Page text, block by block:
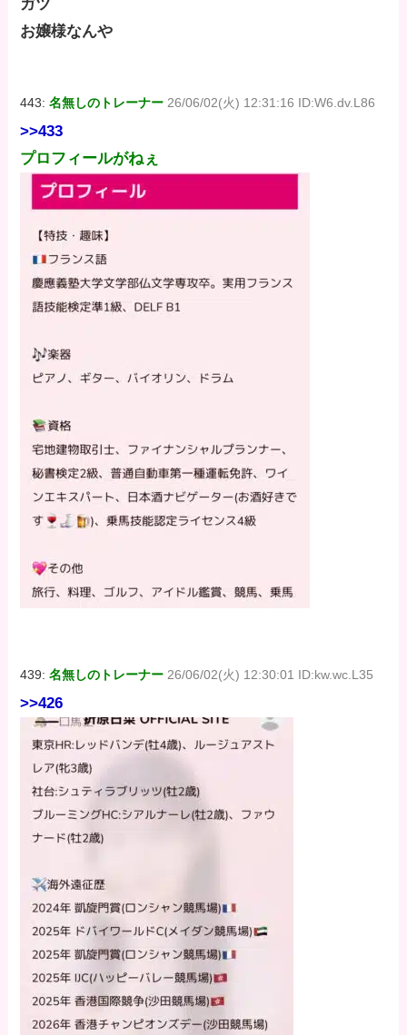
ガツ
お嬢様なんや
443:名無しのトレーナー 26/06/02(火) 12:31:16 ID:W6.dv.L86
>>433
プロフィールがねぇ
439:名無しのトレーナー 26/06/02(火) 12:30:01 ID:kw.wc.L35
>>426